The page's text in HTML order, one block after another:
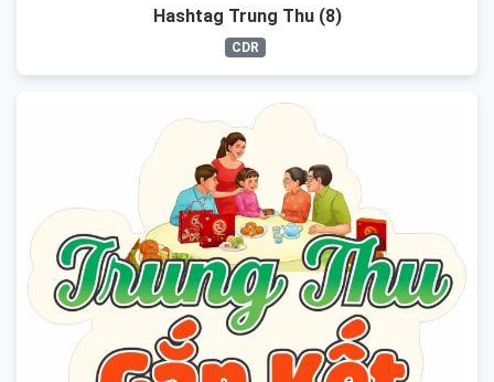
Hashtag Trung Thu (8)
CDR